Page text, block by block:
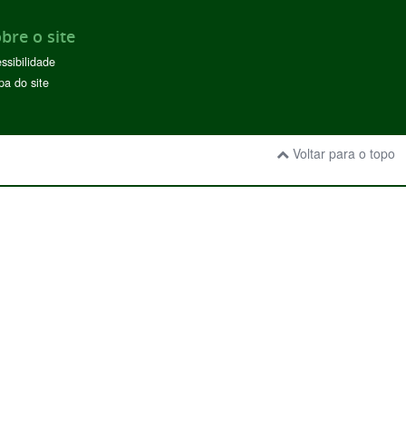
o site
do site
Voltar para o topo